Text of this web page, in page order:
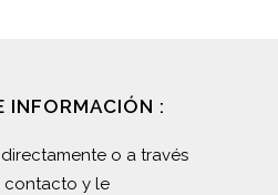
INFORMACIÓN :
o a través
contacto y le